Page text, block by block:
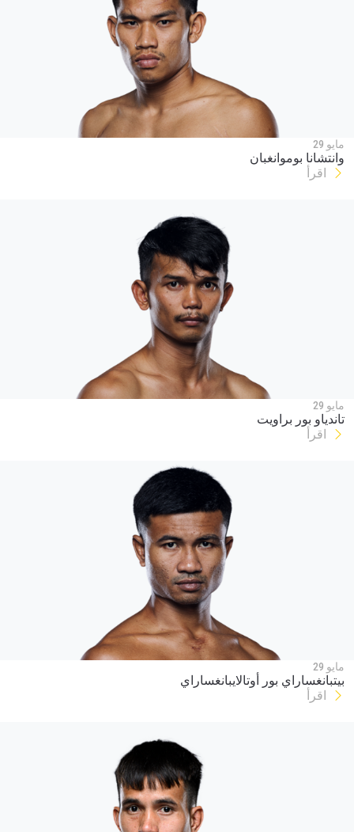
مايو 29
وانتشانا بوموانغبان
اقرأ
مايو 29
تاندياو بور براويت
اقرأ
مايو 29
بيتبانغساراي بور أوتالايبانغساراي
اقرأ
شاهد أبرز اللقطات
ابق على اطّلاع
خذ بطولة "ون" معك أينما ذهبت! اشترك الآن للوصول
إلى آخر الأخبار، وفتح العروض الخاصة والحصول على
أفضل المقاعد لعروضنا الحية.
البريد الإلكتروني
واستخدامها والإفصاح عنها بموجب
يمكنك إلغاء الاشتراك في هذه المنشورات في أي وقت.